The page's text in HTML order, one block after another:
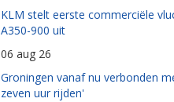
KLM stelt eerste commerciële
A350-900 uit
06 aug 26
Groningen vanaf nu verbonden
zeven uur rijden'